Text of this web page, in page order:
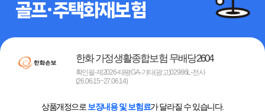
골프·주택화재보험
한화 가정생활종합보험 무배당2604
확인필-제2026-태평GA-기타(광고)02986L-전사
(26.06.15~27.06.14)
상품개정으로 보장내용 및 보험료가 달라질 수 있습니다.